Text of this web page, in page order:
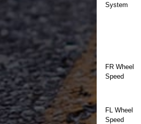
System
FR Wheel
Speed
FL Wheel
Speed